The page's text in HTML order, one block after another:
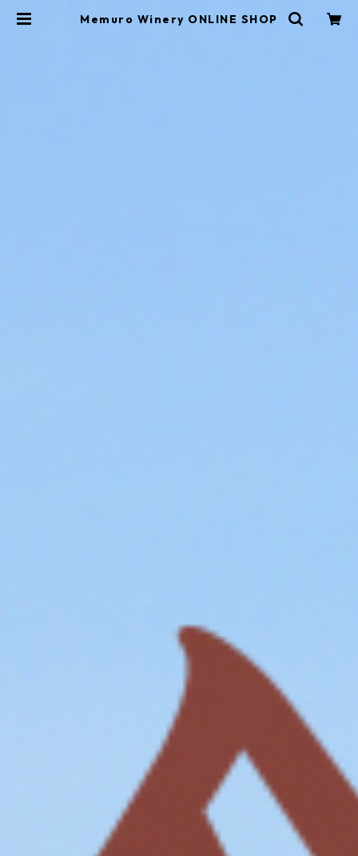
Memuro Winery ONLINE SHOP